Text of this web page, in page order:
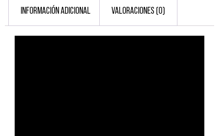
INFORMACIÓN ADICIONAL VALORACIONES (0)